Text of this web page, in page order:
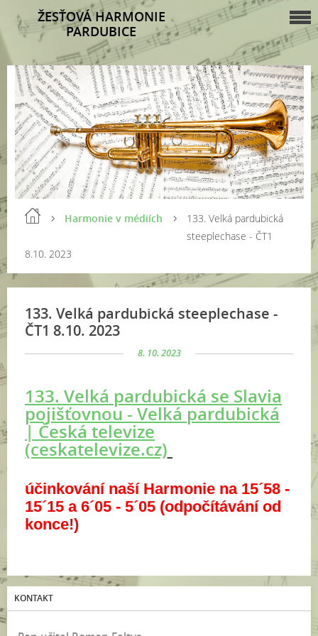
ŽESŤOVÁ HARMONIE
PARDUBICE
Harmonie v médiích
133. Velká pardubická
steeplechase - ČT1
8.10. 2023
133. Velká pardubická steeplechase -
ČT1 8.10. 2023
8. 10. 2023
133. Velká pardubická se Slavia
pojišťovnou - Velká pardubická
| Česká televize
(ceskatelevize.cz)
účinkování naší Harmonie na 15´58 -
15´15 a 6´05 - 5´05 (odpočítávání od
konce!)
KONTAKT